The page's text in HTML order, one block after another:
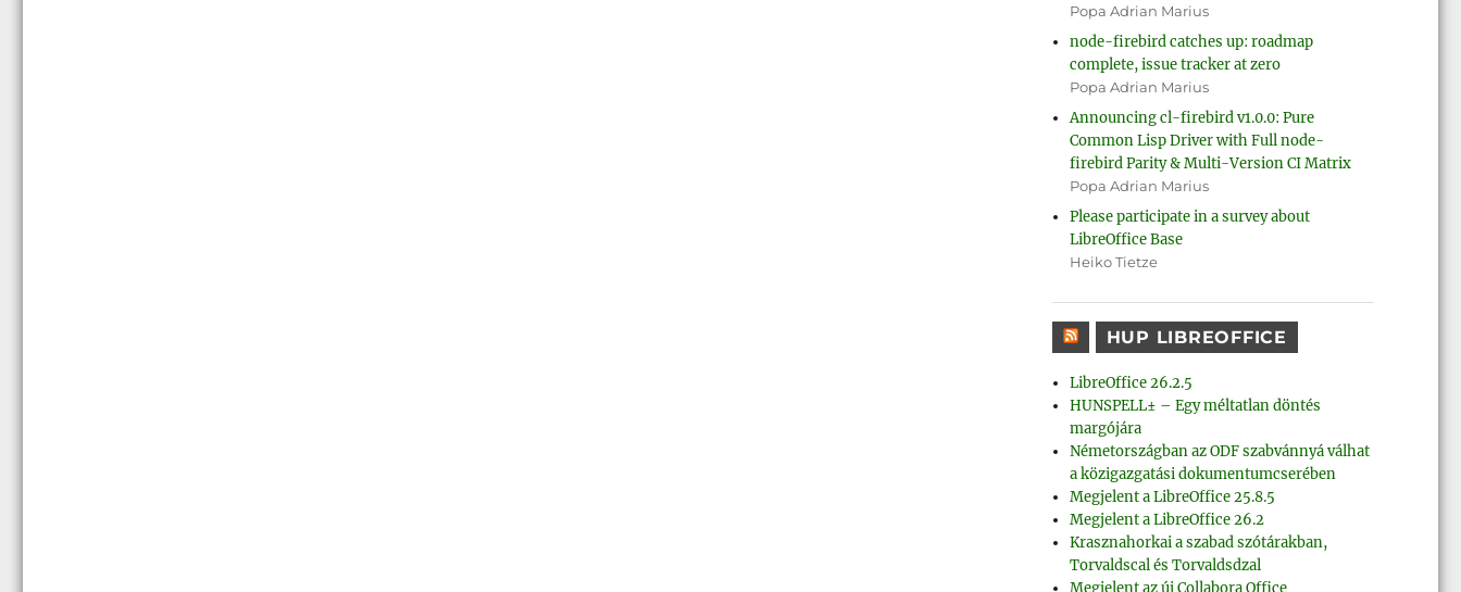
Popa Adrian Marius
node-firebird catches up: roadmap
complete, issue tracker at zero
Popa Adrian Marius
Announcing cl-firebird v1.0.0: Pure
Common Lisp Driver with Full node-
firebird Parity & Multi-Version CI Matrix
Popa Adrian Marius
Please participate in a survey about
LibreOffice Base
Heiko Tietze
HUP LIBREOFFICE
LibreOffice 26.2.5
HUNSPELL± – Egy méltatlan döntés
margójára
Németországban az ODF szabvánnyá válhat
a közigazgatási dokumentumcserében
Megjelent a LibreOffice 25.8.5
Megjelent a LibreOffice 26.2
Krasznahorkai a szabad szótárakban,
Torvaldscal és Torvaldsdzal
Megjelent az új Collabora Office